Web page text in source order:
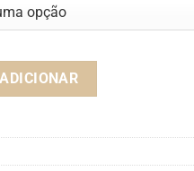
2500/10
ADICIONAR